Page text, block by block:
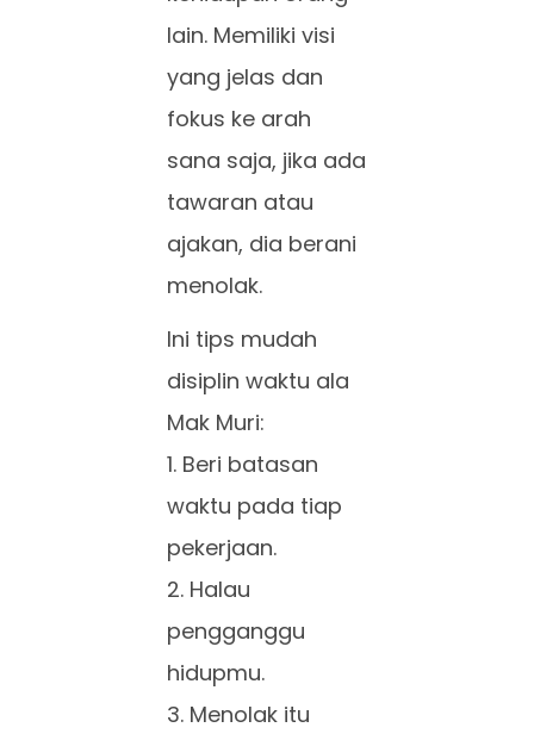
lain. Memiliki visi
yang jelas dan
fokus ke arah
sana saja, jika ada
tawaran atau
ajakan, dia berani
menolak.
Ini tips mudah
disiplin waktu ala
Mak Muri:
1. Beri batasan
waktu pada tiap
pekerjaan.
2. Halau
pengganggu
hidupmu.
3. Menolak itu